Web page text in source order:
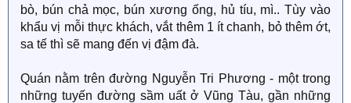
bò, bún chả mọc, bún xương ống, hủ tíu, mì.. Tùy vào
khẩu vị mỗi thực khách, vắt thêm 1 ít chanh, bỏ thêm ớt,
sa tế thì sẽ mang đến vị đậm đà.
Quán nằm trên đường Nguyễn Tri Phương - một trong
những tuyến đường sầm uất ở Vũng Tàu, gần những